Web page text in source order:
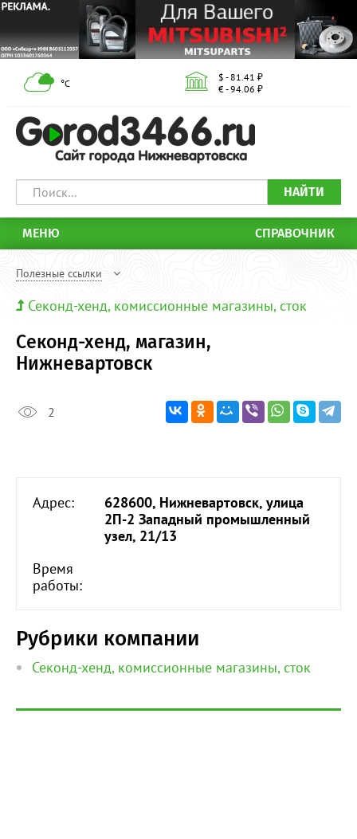
°С
$ - 81.41 ₽
€ - 94.06 ₽
НАЙТИ
МЕНЮ СПРАВОЧНИК
Полезные ссылки
Секонд-хенд, комиссионные магазины, сток
Секонд-хенд, магазин,
Нижневартовск
2
Адрес:
628600, Нижневартовск, улица
2П-2 Западный промышленный
узел, 21/13
Время
работы:
Рубрики компании
Секонд-хенд, комиссионные магазины, сток